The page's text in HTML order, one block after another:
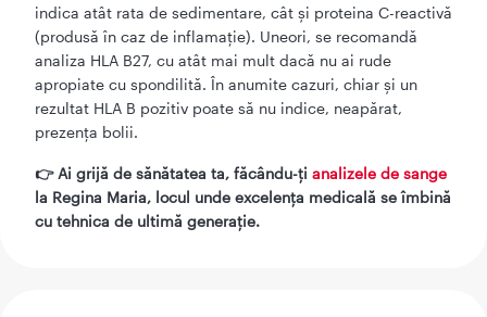
indica atât rata de sedimentare, cât și proteina C-reactivă
(produsă în caz de inflamație). Uneori, se recomandă
analiza HLA B27, cu atât mai mult dacă nu ai rude
apropiate cu spondilită. În anumite cazuri, chiar și un
rezultat HLA B pozitiv poate să nu indice, neapărat,
prezența bolii.
👉 Ai grijă de sănătatea ta, făcându-ți analizele de sange
la Regina Maria, locul unde excelența medicală se îmbină
cu tehnica de ultimă generație.